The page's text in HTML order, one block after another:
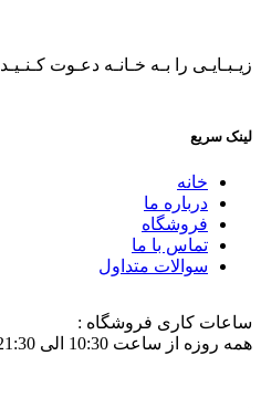
زیـبـایـی را بـه خـانـه دعـوت کـنـیـد
لینک سریع
خانه
درباره ما
فروشگاه
تماس با ما
سوالات متداول
ساعات کاری فروشگاه :
همه روزه از ساعت 10:30 الی 21:30